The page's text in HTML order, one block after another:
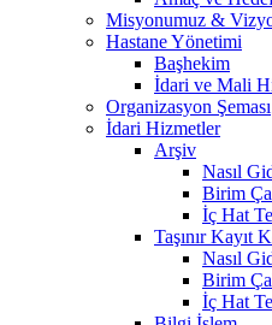
Misyonumuz &
Hastane Yönetimi
Başhekim
İdari ve Mali
Organizasyon Şeması
İdari Hizmetler
Arşiv
Nasıl
Birim
İç Hat
Taşınır Kayıt
Nasıl
Birim
İç Hat